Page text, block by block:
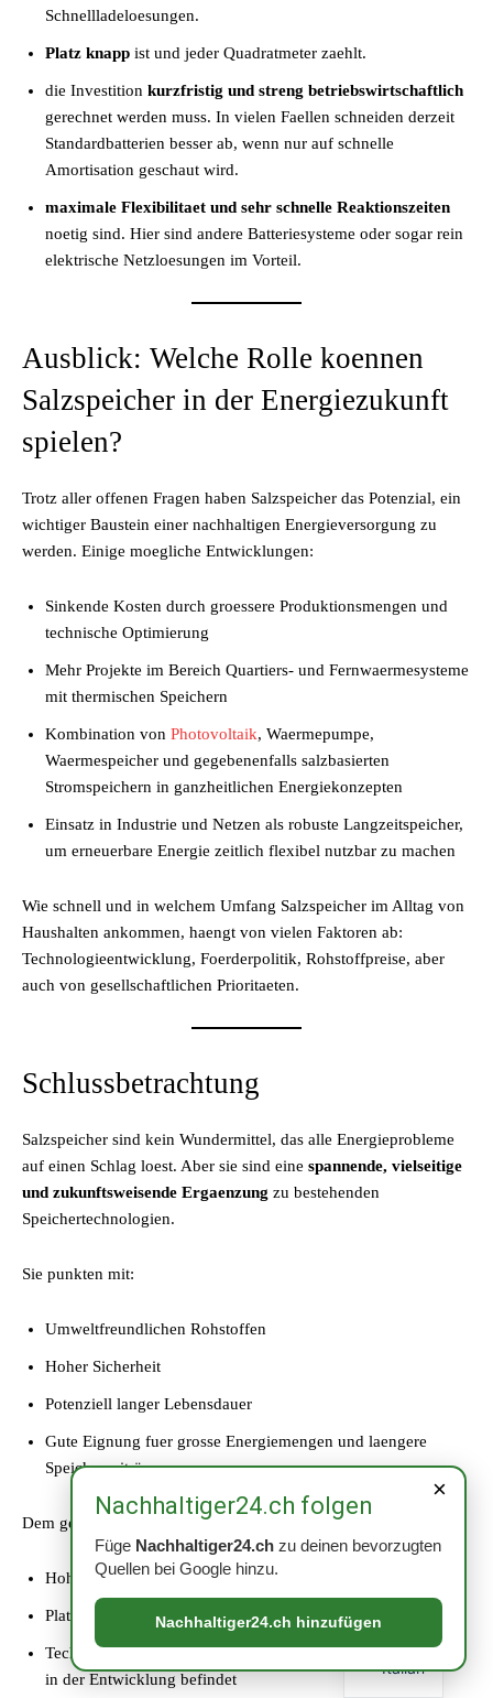
Schnellladeloesungen.
Platz knapp ist und jeder Quadratmeter zaehlt.
die Investition kurzfristig und streng betriebswirtschaftlich
gerechnet werden muss. In vielen Faellen schneiden derzeit
Standardbatterien besser ab, wenn nur auf schnelle
Amortisation geschaut wird.
maximale Flexibilitaet und sehr schnelle Reaktionszeiten
noetig sind. Hier sind andere Batteriesysteme oder sogar rein
elektrische Netzloesungen im Vorteil.
Ausblick: Welche Rolle koennen
Salzspeicher in der Energiezukunft
spielen?
Trotz aller offenen Fragen haben Salzspeicher das Potenzial, ein
wichtiger Baustein einer nachhaltigen Energieversorgung zu
werden. Einige moegliche Entwicklungen:
Sinkende Kosten durch groessere Produktionsmengen und
technische Optimierung
Mehr Projekte im Bereich Quartiers- und Fernwaermesysteme
mit thermischen Speichern
Kombination von Photovoltaik, Waermepumpe,
Waermespeicher und gegebenenfalls salzbasierten
Stromspeichern in ganzheitlichen Energiekonzepten
Einsatz in Industrie und Netzen als robuste Langzeitspeicher,
um erneuerbare Energie zeitlich flexibel nutzbar zu machen
Wie schnell und in welchem Umfang Salzspeicher im Alltag von
Haushalten ankommen, haengt von vielen Faktoren ab:
Technologieentwicklung, Foerderpolitik, Rohstoffpreise, aber
auch von gesellschaftlichen Prioritaeten.
Schlussbetrachtung
Salzspeicher sind kein Wundermittel, das alle Energieprobleme
auf einen Schlag loest. Aber sie sind eine spannende, vielseitige
und zukunftsweisende Ergaenzung zu bestehenden
Speichertechnologien.
Sie punkten mit:
Umweltfreundlichen Rohstoffen
Hoher Sicherheit
Potenziell langer Lebensdauer
Gute Eignung fuer grosse Energiemengen und laengere
Speicherzeiträume
Dem gegenueber stehen:
Hohe Anfangsinvestitionen
Platzbedarf und Gewicht
Technische Herausforderungen und ein Markt, der sich noch
in der Entwicklung befindet
×
Nachhaltiger24.ch folgen
Füge Nachhaltiger24.ch zu deinen bevorzugten
Quellen bei Google hinzu.
Nachhaltiger24.ch hinzufügen
Italian